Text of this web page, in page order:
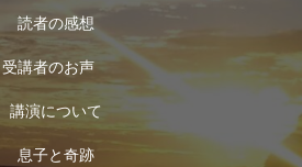
読者の感想
受講者のお声
講演について
息子と奇跡